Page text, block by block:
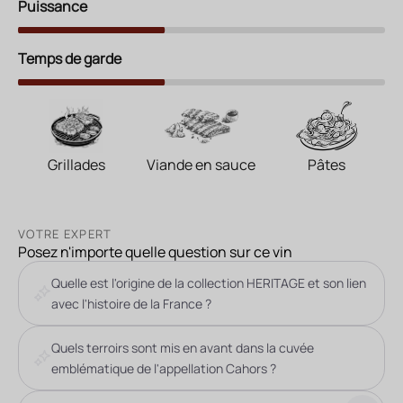
Puissance
Temps de garde
Grillades Viande en sauce Pâtes
VOTRE EXPERT
Posez n'importe quelle question sur ce vin
Quelle est l'origine de la collection HERITAGE et son lien
avec l'histoire de la France ?
Quels terroirs sont mis en avant dans la cuvée
emblématique de l'appellation Cahors ?